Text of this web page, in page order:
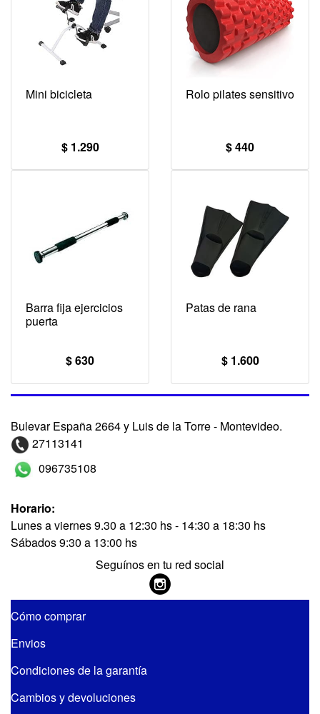
Mini bicicleta
$ 1.290
Rolo pilates sensitivo
$ 440
Barra fija ejercicios
puerta
$ 630
Patas de rana
$ 1.600
Bulevar España 2664 y Luis de la Torre - Montevideo.
27113141
096735108
Horario:
Lunes a viernes 9.30 a 12:30 hs - 14:30 a 18:30 hs
Sábados 9:30 a 13:00 hs
Seguínos en tu red social
Cómo comprar
Envios
Condiciones de la garantía
Cambios y devoluciones